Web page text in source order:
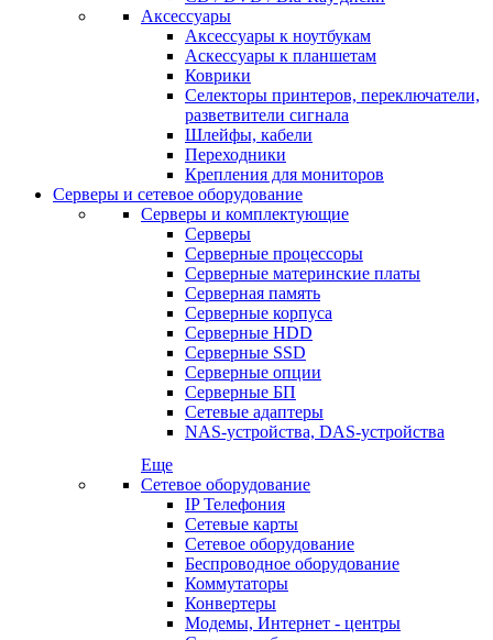
Аксессуары
Аксессуары к ноутбукам
Аскессуары к планшетам
Коврики
Селекторы принтеров, переключатели,
разветвители сигнала
Шлейфы, кабели
Переходники
Крепления для мониторов
Серверы и сетевое оборудование
Серверы и комплектующие
Серверы
Серверные процессоры
Серверные материнские платы
Серверная память
Серверные корпуса
Серверные HDD
Серверные SSD
Серверные опции
Серверные БП
Сетевые адаптеры
NAS-устройства, DAS-устройства
Еще
Сетевое оборудование
IP Телефония
Сетевые карты
Сетевое оборудование
Беспроводное оборудование
Коммутаторы
Конвертеры
Модемы, Интернет - центры